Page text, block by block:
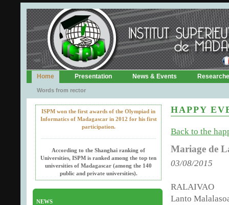
Home Presentation News & Events
Words from rector
ISPM won the first awards of the Olympiad in
Informatics of Madagascar in 2012 for his first
participation.
According to the Shanghai ranking of
Universities, ISPM is ranked among the top ten
universities of Madagascar (among the 140
public and private universities).
NEWS
HAPPY
Back to the
Mariage de
03/08/2015
RALAIVAO
Lanto